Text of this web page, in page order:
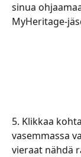
sinua
MyHeritage-
5. Klikkaa
vasemmassa
vieraat nähdä